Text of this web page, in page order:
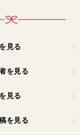
見る
を見る
見る
を見る